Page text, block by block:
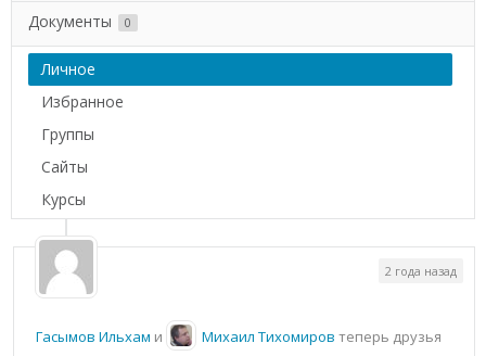
Документы 0
Личное
Избранное
Группы
Сайты
Курсы
Гасымов Ильхам и Михаил Тихомиров теперь друзья
2 года назад